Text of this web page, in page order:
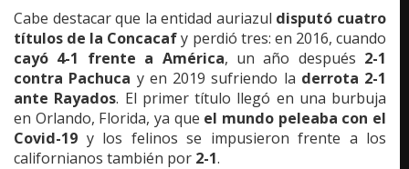
Cabe destacar que la entidad auriazul disputó cuatro
títulos de la Concacafy perdió tres: en 2016, cuando
cayó 4-1 frente a América, un año después 2-1
contra Pachuca y en 2019 sufriendo la derrota 2-1
ante Rayados. El primer título llegó en una burbuja
en Orlando, Florida, ya que el mundo peleaba con el
Covid-19 y los felinos se impusieron frente a los
californianos también por 2-1.